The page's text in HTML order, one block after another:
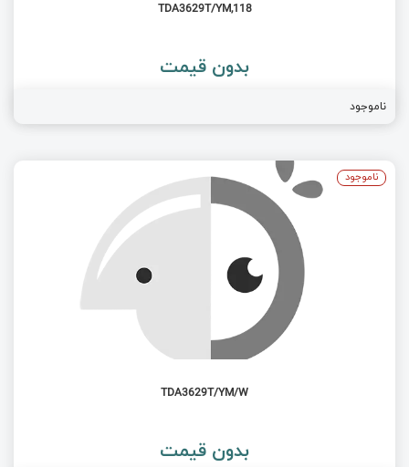
TDA3629T/YM,118
بدون قیمت
ناموجود
TDA3629T/YM/W
بدون قیمت
ناموجود